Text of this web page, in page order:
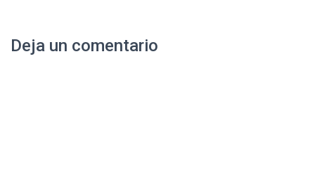
Deja un comentario